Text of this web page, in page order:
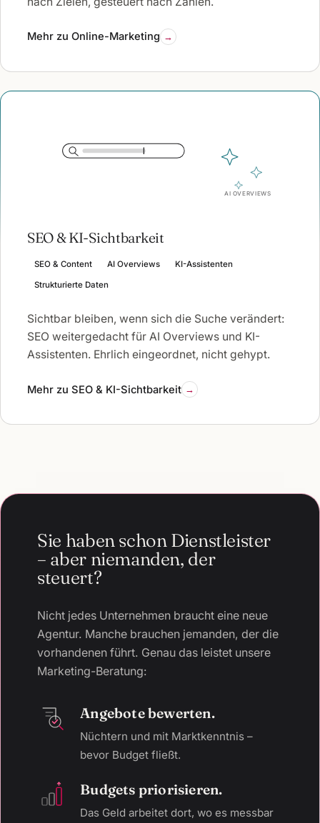
Mehr zu Online-Marketing
AI OVERVIEWS
SEO & KI-Sichtbarkeit
SEO & Content AI Overviews KI-Assistenten
Strukturierte Daten
Sichtbar bleiben, wenn sich die Suche verändert:
SEO weitergedacht für AI Overviews und KI-
Assistenten. Ehrlich eingeordnet, nicht gehypt.
Mehr zu SEO & KI-Sichtbarkeit
Sie haben schon Dienstleister
– aber niemanden, der
steuert?
Nicht jedes Unternehmen braucht eine neue
Agentur. Manche brauchen jemanden, der die
vorhandenen führt. Genau das leistet unsere
Marketing-Beratung:
Angebote bewerten.
Nüchtern und mit Marktkenntnis –
bevor Budget fließt.
Budgets priorisieren.
Das Geld arbeitet dort, wo es messbar